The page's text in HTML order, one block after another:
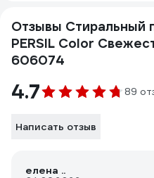
Отзывы Стиральный
PERSIL Color
606074
4.7 89
Написать отзыв
елена ..